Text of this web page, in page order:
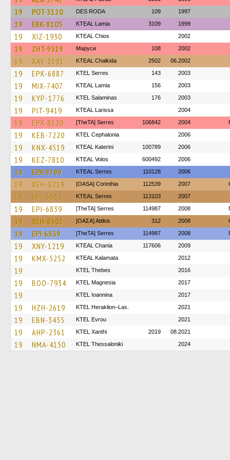
19 POT-3120 DES RODA 109 1997
19 EBK-8105 KTEAL Lamia 3109 1999
19 XIZ-1930 KTEAL Chios 2002
19 ZHT-9519 Маруси 108 2002
19 XAY-2191 KTEAL Chalkida 2502 06.2002
19 EPK-6887 KTEL Serres 143 2003
19 MIX-7407 KTEAL Lamia 156 2003
19 KYP-1776 KTEL Salaminas 176 2003
19 PIT-9419 KTEAL Larissa 2004
19 EPX-8120 [TheTA] Serres 106842 2004
19 KEB-7220 KTEL Cephalonia 2006
19 KNX-4519 KTEAL Katerini 100789 2006
19 KEZ-7810 KTEAL Volos 600492 2006
19 EPX-9799 KTEAL Serres 110128 2006
19 XEH-8219 [OASA] Corinthia 112539 2007
19 EPI-6032 KTEAL Serres 113103 2007
19 EPI-6839 [TheTA] Serres 114987 2008
19 XEH-8301 [ΟΑΣΑ] Αttikis 312 2008
19 EPI-6839 [TheTA] Serres 114987 2008
19 XNY-1219 KTEAL Chania 117606 2009
19 KMX-5252 KTEAL Kalamata 2012
19 KTEL Thebes 2016
19 BOO-7934 ΚΤΕL Magnesia 2017
19 KTEL Ioannina 2017
19 HZH-2619 KTEL Heraklion–Las. 2021
19 EBN-3435 KTEL Evrou 2021
19 AHP-2361 KTEL Xanthi 2019 08.2021
19 NMA-4150 KTEL Thessaloniki 2024